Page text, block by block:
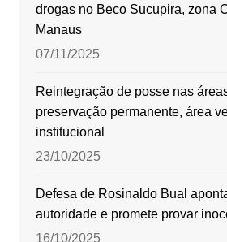
drogas no Beco Sucupira, zona
Manaus
07/11/2025
Reintegração de posse nas
preservação permanente, área
institucional
23/10/2025
Defesa de Rosinaldo Bual
autoridade e promete provar
16/10/2025